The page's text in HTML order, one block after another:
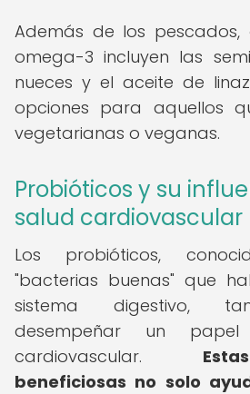
Además de los
omega-3 incluyen las
nueces y el aceite de
opciones para aquellos
vegetarianas o veganas.
Probióticos y su
salud cardiovascular
Los probióticos,
"bacterias buenas" que
sistema digestivo,
desempeñar un
cardiovascular.
beneficiosas no solo